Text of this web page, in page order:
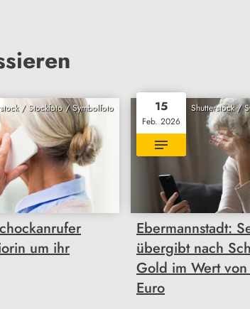
/ Stockfoto / Symbolfoto
um ihr
Shutterstock /
15
Feb. 2026
Ebermannstadt:
übergibt nach
Gold im Wert
Euro